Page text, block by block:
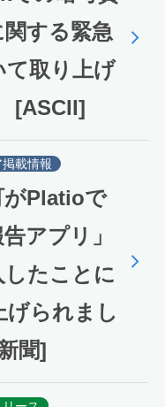
する緊急
て取り上げ
[ASCII]
掲載情報
がPlatioで
アプリ」
したことに
げられまし
聞]